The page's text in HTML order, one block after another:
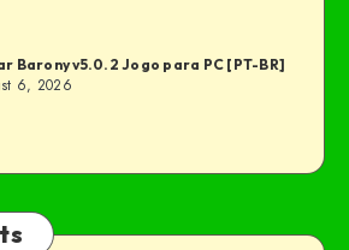
Barony v5.0.2 Jogo para PC [PT-BR]
6, 2026